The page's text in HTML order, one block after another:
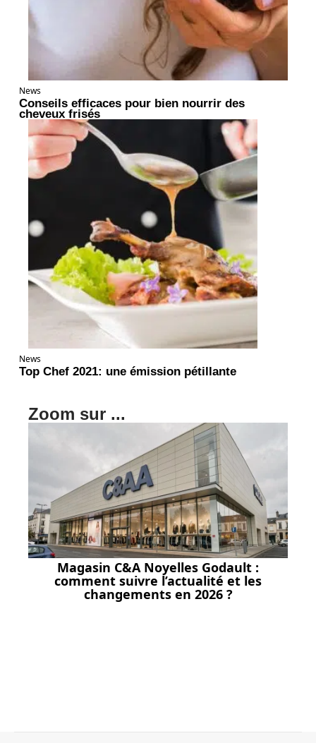
News
Conseils efficaces pour bien nourrir des
cheveux frisés
News
Top Chef 2021: une émission pétillante
Zoom sur ...
Magasin C&A Noyelles Godault :
comment suivre l’actualité et les
changements en 2026 ?